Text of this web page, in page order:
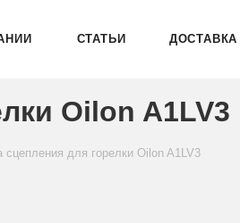
СТАТЬИ ДОСТАВКА
Oilon A1LV3
для горелки Oilon A1LV3